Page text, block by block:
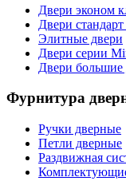
Двери эконом
Двери стандарт
Элитные двери
Двери серии
Двери
Фурнитура
Ручки дверные
Петли дверные
Раздвижная